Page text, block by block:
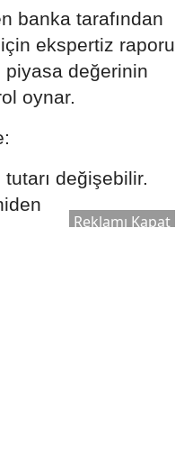
banka tarafından
ekspertiz raporu
piyasa değerinin
oynar.
değişebilir.
Reklamı Kapat